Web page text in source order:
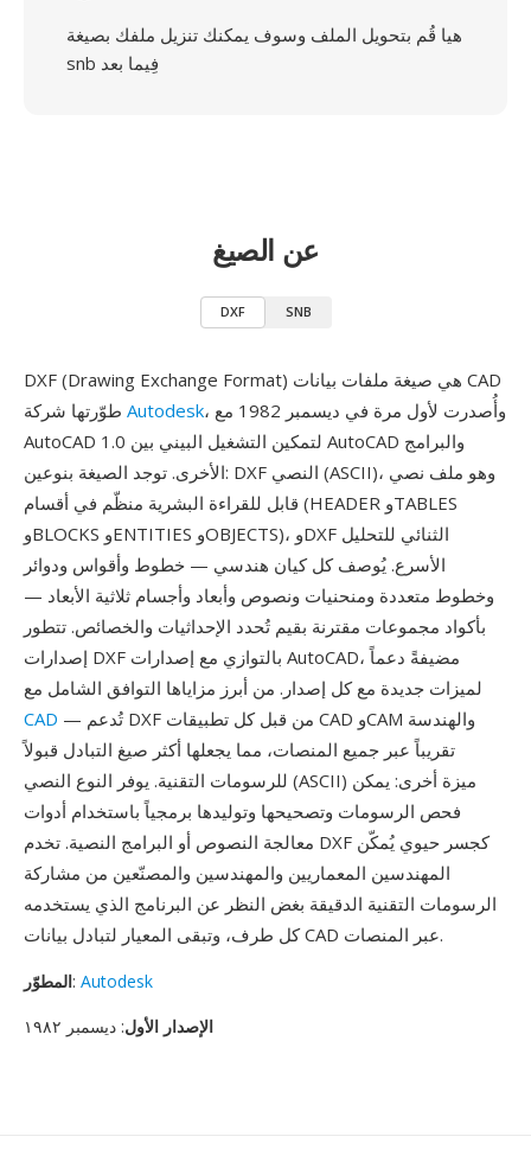
هيا قُم بتحويل الملف وسوف يمكنك تنزيل ملفك بصيغة
snb فِيما بعد
عن الصيغ
DXF SNB
DXF (Drawing Exchange Format) هي صيغة ملفات بيانات CAD
Autodesk، وأُصدرت لأول مرة في ديسمبر 1982 مع
AutoCAD 1.0 لتمكين التشغيل البيني بين AutoCAD والبرامج
الأخرى. توجد الصيغة بنوعين: DXF النصي (ASCII)، وهو ملف نصي
قابل للقراءة البشرية منظّم في أقسام (HEADER وTABLES
وBLOCKS وENTITIES وOBJECTS)، وDXF الثنائي للتحليل
الأسرع. يُوصف كل كيان هندسي — خطوط وأقواس ودوائر
وخطوط متعددة ومنحنيات ونصوص وأبعاد وأجسام ثلاثية الأبعاد —
بأكواد مجموعات مقترنة بقيم تُحدد الإحداثيات والخصائص. تتطور
إصدارات DXF بالتوازي مع إصدارات AutoCAD، مضيفةً دعماً
لميزات جديدة مع كل إصدار. من أبرز مزاياها التوافق الشامل مع
CAD — تُدعم DXF من قبل كل تطبيقات CAD وCAM والهندسة
تقريباً عبر جميع المنصات، مما يجعلها أكثر صيغ التبادل قبولاً
للرسومات التقنية. يوفر النوع النصي (ASCII) ميزة أخرى: يمكن
فحص الرسومات وتصحيحها وتوليدها برمجياً باستخدام أدوات
معالجة النصوص أو البرامج النصية. تخدم DXF كجسر حيوي يُمكّن
المهندسين المعماريين والمهندسين والمصنّعين من مشاركة
الرسومات التقنية الدقيقة بغض النظر عن البرنامج الذي يستخدمه
كل طرف، وتبقى المعيار لتبادل بيانات CAD عبر المنصات.
المطوّر: Autodesk
الإصدار الأول: ديسمبر ١٩٨٢